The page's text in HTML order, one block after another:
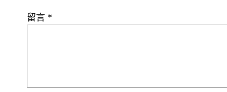
留言 *